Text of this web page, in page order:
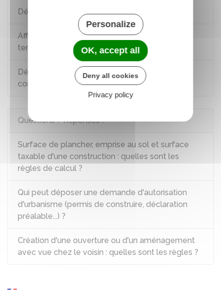
Déclaration préalable (DP)
Affichage de l'autorisation d'urbanisme sur le
terrain ou la façade du bâtiment
Déclaration attestant l'achèvement et la
conformité des travaux (DAACT)
Questions ? Réponses !
Surface de plancher, emprise au sol et surface
taxable d'une construction : quelles sont les
règles de calcul ?
Qui peut déposer une demande d'autorisation
d'urbanisme (permis de construire, déclaration
préalable...) ?
Création d'une ouverture ou d'un aménagement
avec vue chez le voisin : quelles sont les règles ?
Personalize
OK, accept all
Deny all cookies
Privacy policy